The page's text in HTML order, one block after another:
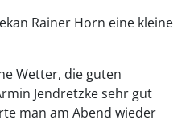
Rainer Horn eine kleine
Wetter, die guten
Jendretzke sehr gut
man am Abend wieder